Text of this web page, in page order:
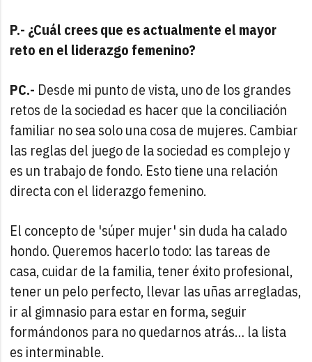
P.- ¿Cuál crees que es actualmente el mayor
reto en el liderazgo femenino?
PC.- Desde mi punto de vista, uno de los grandes
retos de la sociedad es hacer que la conciliación
familiar no sea solo una cosa de mujeres. Cambiar
las reglas del juego de la sociedad es complejo y
es un trabajo de fondo. Esto tiene una relación
directa con el liderazgo femenino.
El concepto de 'súper mujer' sin duda ha calado
hondo. Queremos hacerlo todo: las tareas de
casa, cuidar de la familia, tener éxito profesional,
tener un pelo perfecto, llevar las uñas arregladas,
ir al gimnasio para estar en forma, seguir
formándonos para no quedarnos atrás… la lista
es interminable.